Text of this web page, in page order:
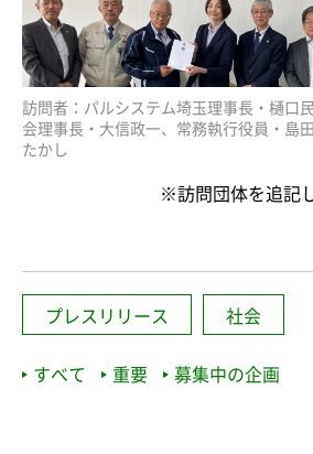
訪問者：パルシステム埼玉理事長・樋口
会理事長・大信政一、常務執行役員・島
たかし
※訪問団体を追記
プレスリリース 社会
すべて 重要 募集中の企画